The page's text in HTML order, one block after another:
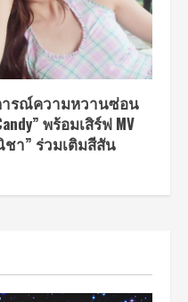
ารณ์ความหวานซ่อน
พร้อมเสิร์ฟ MV
ชา” ร่วมเติมสีสัน